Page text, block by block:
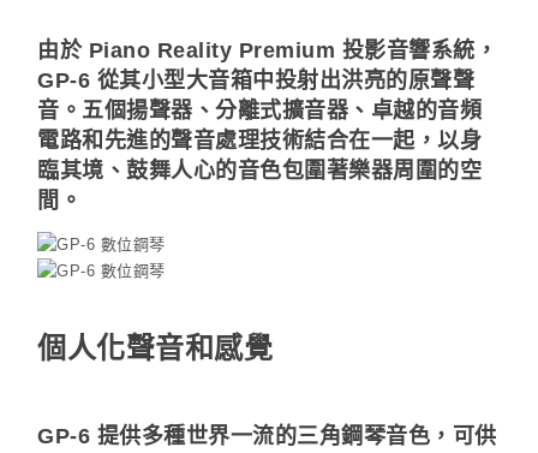
由於 Piano Reality Premium 投影音響系統，
GP-6 從其小型大音箱中投射出洪亮的原聲聲
音。五個揚聲器、分離式擴音器、卓越的音頻
電路和先進的聲音處理技術結合在一起，以身
臨其境、鼓舞人心的音色包圍著樂器周圍的空
間。
個人化聲音和感覺
GP-6 提供多種世界一流的三角鋼琴音色，可供